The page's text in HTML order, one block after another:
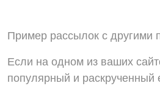
Пример рассылок с другими
Если на одном из ваших
популярный и раскрученный